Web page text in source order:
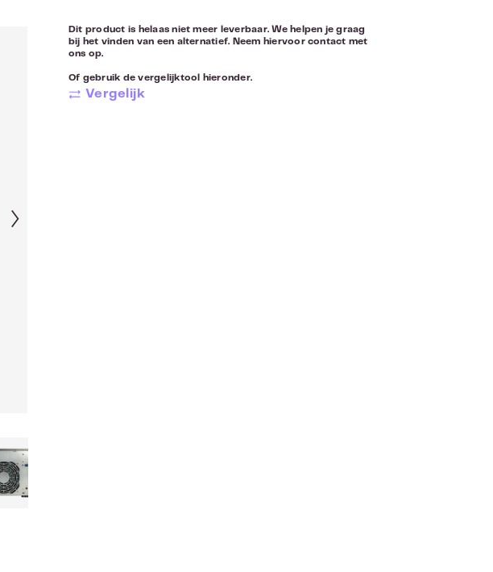
Dit product is helaas niet meer leverbaar. We helpen je graag
bij het vinden van een alternatief. Neem hiervoorcontact met
ons op.
Of gebruik de vergelijktool hieronder.
Vergelijk